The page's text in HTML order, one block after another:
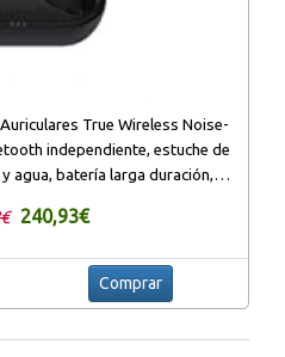
True Wireless Noise-
independiente, estuche de
agua, batería larga duración,
240,93€
Comprar